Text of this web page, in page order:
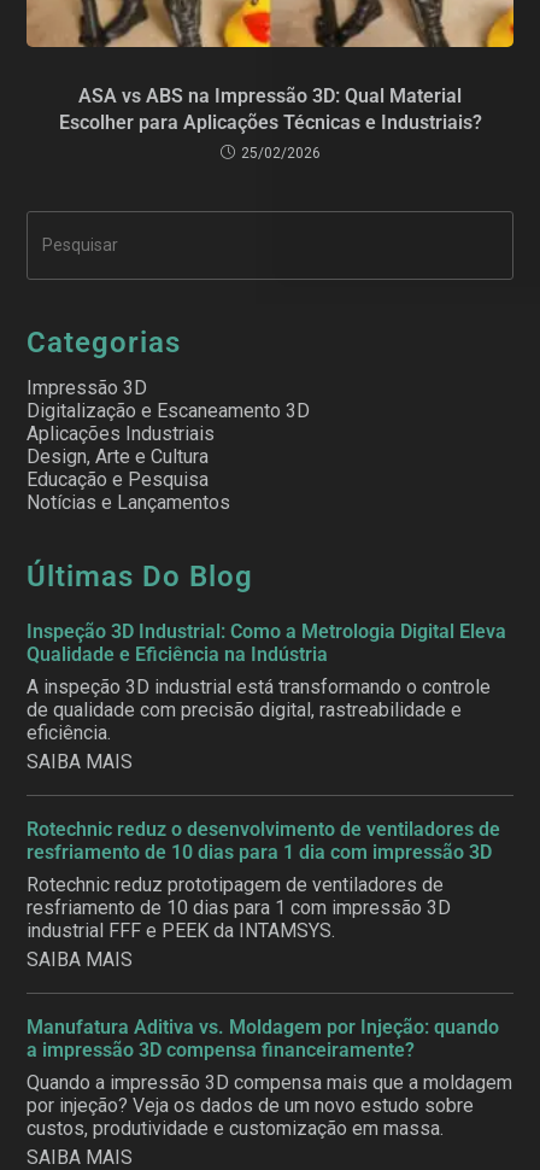
ASA vs ABS na Impressão 3D: Qual Material
Escolher para Aplicações Técnicas e Industriais?
25/02/2026
Categorias
Impressão 3D
Digitalização e Escaneamento 3D
Aplicações Industriais
Design, Arte e Cultura
Educação e Pesquisa
Notícias e Lançamentos
Últimas Do Blog
Inspeção 3D Industrial: Como a Metrologia Digital Eleva
Qualidade e Eficiência na Indústria
A inspeção 3D industrial está transformando o controle
de qualidade com precisão digital, rastreabilidade e
eficiência.
SAIBA MAIS
Rotechnic reduz o desenvolvimento de ventiladores de
resfriamento de 10 dias para 1 dia com impressão 3D
Rotechnic reduz prototipagem de ventiladores de
resfriamento de 10 dias para 1 com impressão 3D
industrial FFF e PEEK da INTAMSYS.
SAIBA MAIS
Manufatura Aditiva vs. Moldagem por Injeção: quando
a impressão 3D compensa financeiramente?
Quando a impressão 3D compensa mais que a moldagem
por injeção? Veja os dados de um novo estudo sobre
custos, produtividade e customização em massa.
SAIBA MAIS